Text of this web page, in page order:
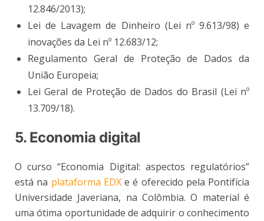
12.846/2013);
Lei de Lavagem de Dinheiro (Lei nº 9.613/98) e
inovações da Lei nº 12.683/12;
Regulamento Geral de Proteção de Dados da
União Europeia;
Lei Geral de Proteção de Dados do Brasil (Lei nº
13.709/18).
5. Economia digital
O curso “Economia Digital: aspectos regulatórios”
está na plataforma EDXe é oferecido pela Pontifícia
Universidade Javeriana, na Colômbia. O material é
uma ótima oportunidade de adquirir o conhecimento